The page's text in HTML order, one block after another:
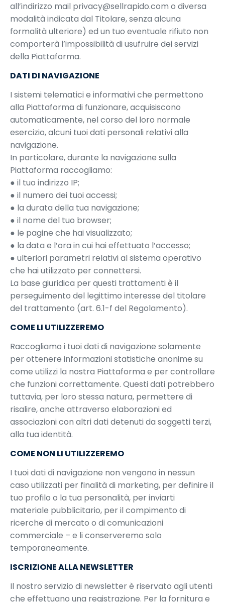
all’indirizzo mail privacy@sellrapido.com o diversa
modalità indicata dal Titolare, senza alcuna
formalità ulteriore) ed un tuo eventuale rifiuto non
comporterà l’impossibilità di usufruire dei servizi
della Piattaforma.
DATI DI NAVIGAZIONE
I sistemi telematici e informativi che permettono
alla Piattaforma di funzionare, acquisiscono
automaticamente, nel corso del loro normale
esercizio, alcuni tuoi dati personali relativi alla
navigazione.
In particolare, durante la navigazione sulla
Piattaforma raccogliamo:
● il tuo indirizzo IP;
● il numero dei tuoi accessi;
● la durata della tua navigazione;
● il nome del tuo browser;
● le pagine che hai visualizzato;
● la data e l’ora in cui hai effettuato l’accesso;
● ulteriori parametri relativi al sistema operativo
che hai utilizzato per connettersi.
La base giuridica per questi trattamenti è il
perseguimento del legittimo interesse del titolare
del trattamento (art. 6.1-f del Regolamento).
COME LI UTILIZZEREMO
Raccogliamo i tuoi dati di navigazione solamente
per ottenere informazioni statistiche anonime su
come utilizzi la nostra Piattaforma e per controllare
che funzioni correttamente. Questi dati potrebbero
tuttavia, per loro stessa natura, permettere di
risalire, anche attraverso elaborazioni ed
associazioni con altri dati detenuti da soggetti terzi,
alla tua identità.
COME NON LI UTILIZZEREMO
I tuoi dati di navigazione non vengono in nessun
caso utilizzati per finalità di marketing, per definire il
tuo profilo o la tua personalità, per inviarti
materiale pubblicitario, per il compimento di
ricerche di mercato o di comunicazioni
commerciale – e li conserveremo solo
temporaneamente.
ISCRIZIONE ALLA NEWSLETTER
Il nostro servizio di newsletter è riservato agli utenti
che effettuano una registrazione. Per la fornitura e